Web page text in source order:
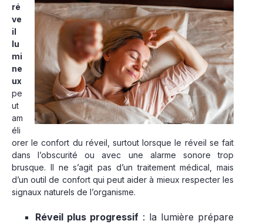
ré
ve
il
lu
mi
ne
ux
pe
ut
am
éli
orer le confort du réveil, surtout lorsque le réveil se fait
dans l’obscurité ou avec une alarme sonore trop
brusque. Il ne s’agit pas d’un traitement médical, mais
d’un outil de confort qui peut aider à mieux respecter les
signaux naturels de l’organisme.
Réveil plus progressif : la lumière prépare